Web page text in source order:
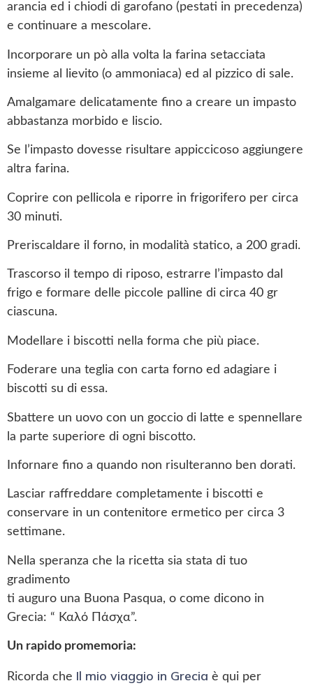
arancia ed i chiodi di garofano (pestati in precedenza)
e continuare a mescolare.
Incorporare un pò alla volta la farina setacciata
insieme al lievito (o ammoniaca) ed al pizzico di sale.
Amalgamare delicatamente fino a creare un impasto
abbastanza morbido e liscio.
Se l’impasto dovesse risultare appiccicoso aggiungere
altra farina.
Coprire con pellicola e riporre in frigorifero per circa
30 minuti.
Preriscaldare il forno, in modalità statico, a 200 gradi.
Trascorso il tempo di riposo, estrarre l’impasto dal
frigo e formare delle piccole palline di circa 40 gr
ciascuna.
Modellare i biscotti nella forma che più piace.
Foderare una teglia con carta forno ed adagiare i
biscotti su di essa.
Sbattere un uovo con un goccio di latte e spennellare
la parte superiore di ogni biscotto.
Infornare fino a quando non risulteranno ben dorati.
Lasciar raffreddare completamente i biscotti e
conservare in un contenitore ermetico per circa 3
settimane.
Nella speranza che la ricetta sia stata di tuo
gradimento
ti auguro una Buona Pasqua, o come dicono in
Grecia: “ Καλό Πάσχα”.
Un rapido promemoria:
Ricorda che Il mio viaggio in Grecia è qui per